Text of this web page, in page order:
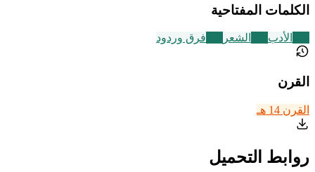
الكلمات المفتاحية
الأدب الشعر فرق وردود
القرن
القرن 14 هـ
روابط التحميل